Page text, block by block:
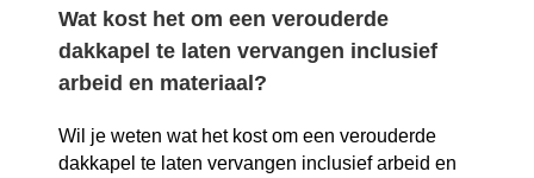
Wat kost het om een verouderde
dakkapel te laten vervangen inclusief
arbeid en materiaal?
Wil je weten wat het kost om een verouderde
dakkapel te laten vervangen inclusief arbeid en